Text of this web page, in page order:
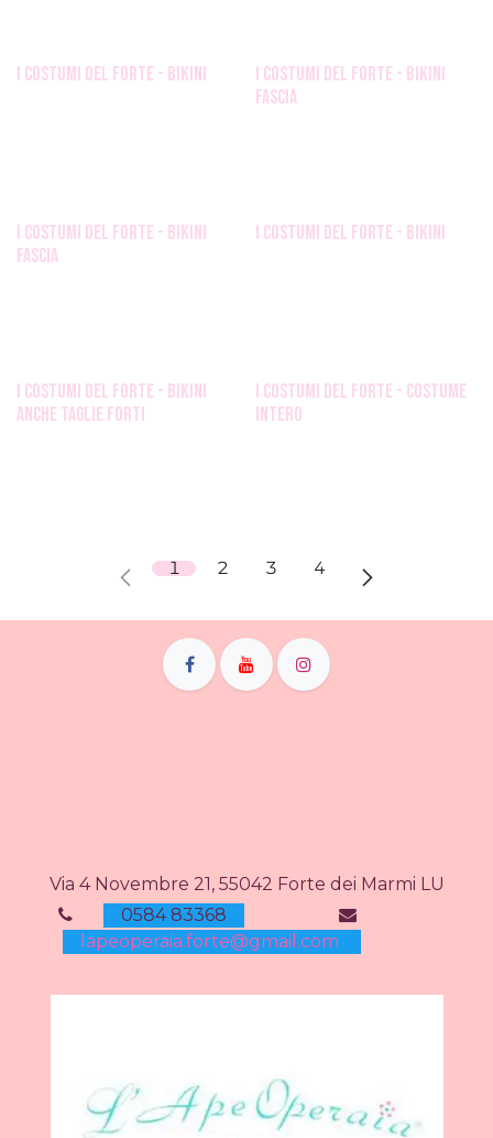
i costumi del forte - bikini
i costumi del forte - bikini
fascia
i costumi del forte - bikini
fascia
i costumi del forte - bikini
i costumi del forte - bikini
anche taglie forti
i costumi del forte - costume
intero
1 2 3 4
Via 4 Novembre 21, 55042 Forte dei Marmi LU
0584 83368
lapeoperaia.forte@gmail.com